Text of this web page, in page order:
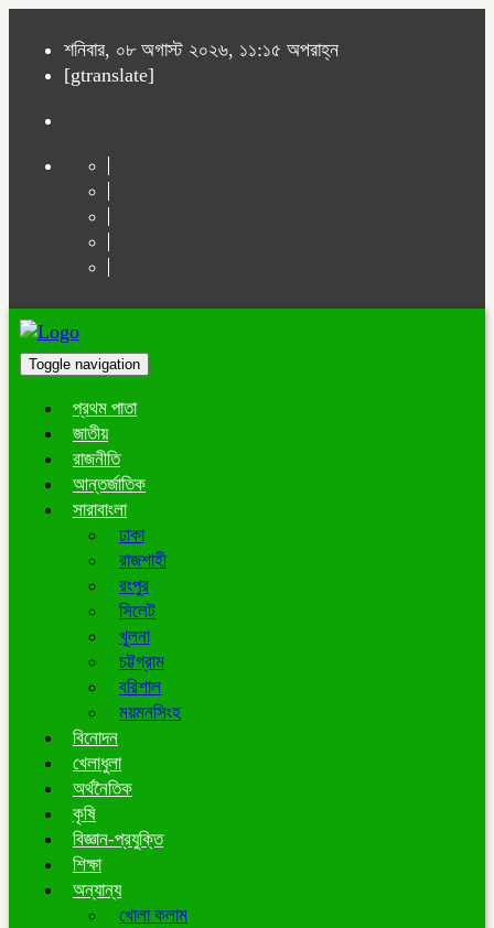
শনিবার, ০৮ অগাস্ট ২০২৬, ১১:১৫ অপরাহ্ন
[gtranslate]
Toggle navigation
প্রথম পাতা
জাতীয়
রাজনীতি
আন্তর্জাতিক
সারাবাংলা
ঢাকা
রাজশাহী
রংপুর
সিলেট
খুলনা
চট্টগ্রাম
বরিশাল
ময়মনসিংহ
বিনোদন
খেলাধুলা
অর্থনৈতিক
কৃষি
বিজ্ঞান-প্রযুক্তি
শিক্ষা
অন্যান্য
খোলা কলাম